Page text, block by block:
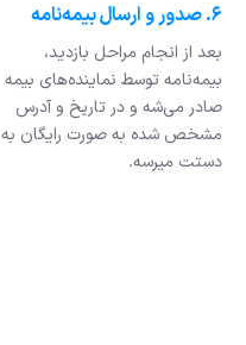
۶. صدور و ارسال بیمه‌نامه
بعد از انجام مراحل بازدید،
بیمه‌نامه توسط نماینده‌های بیمه
صادر می‌شه و در تاریخ و آدرس
مشخص شده به صورت رایگان به
دستت میرسه.